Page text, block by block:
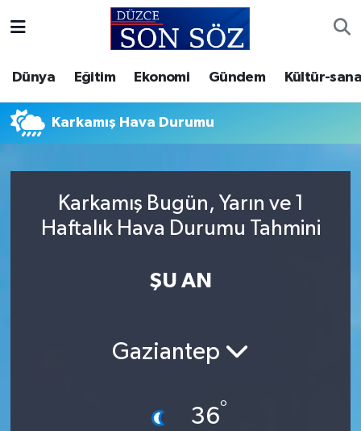
Dünya Eğitim Ekonomi Gündem Kültür-
Karkamış Hava Durumu
Karkamış Bugün, Yarın ve 1
Haftalık Hava Durumu Tahmini
ŞU AN
Gaziantep
36°
Gizlilik Sözleşmesi
İletişim
Video Galeri
Akçakoca Hava Durumu
Akçakoca Trafik Yoğunluk Haritası
Tüm Manşetler